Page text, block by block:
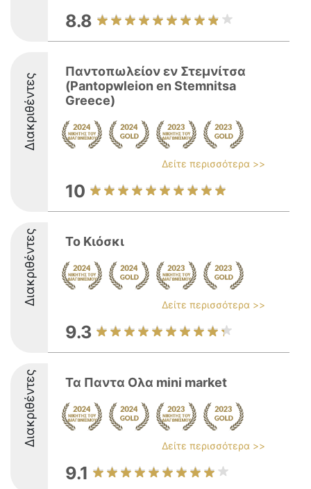
8.8
Διακριθέντες
Παντοπωλείον εν Στεμνίτσα
(Pantopwleion en Stemnitsa
Greece)
Δείτε περισσότερα >>
10
Διακριθέντες Το Κιόσκι
Δείτε περισσότερα >>
9.3
Διακριθέντες Τα Παντα Ολα mini market
Δείτε περισσότερα >>
9.1